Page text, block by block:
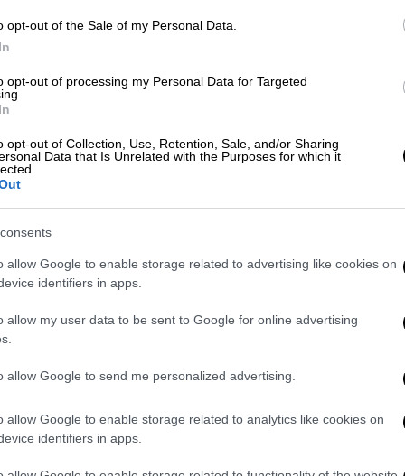
opt-out of the Sale of my Personal Data.
opt-out of processing my Personal Data for Targeted
opt-out of Collection, Use, Retention, Sale, and/or Sharing
Data that Is Unrelated with the Purposes for which it
allow Google to enable storage related to advertising like cookies on
identifiers in apps.
allow my user data to be sent to Google for online advertising
allow Google to send me personalized advertising.
allow Google to enable storage related to analytics like cookies on
identifiers in apps.
του ζωή, τονίζοντας την πρόθεσή του
στα social media. «Η γυναίκα μου
δεν το λέμε, έχει κανονικό όνομα στο